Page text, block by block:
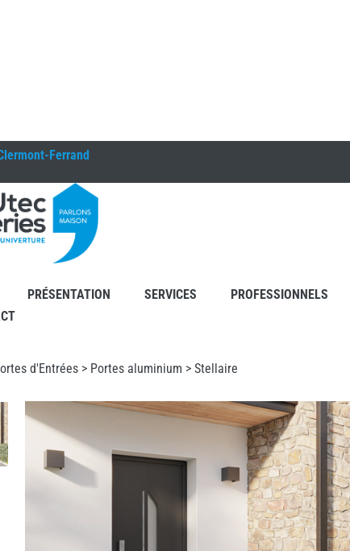
Ferrand
PRÉSENTATION SERVICES PROFESSIONNELS
d'Entrées > Portes aluminium > Stellaire